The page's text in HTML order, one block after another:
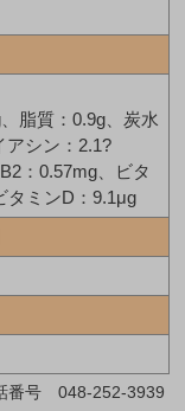
脂質：0.9g、炭水
アシン：2.1?
：0.57mg、ビタ
タミンD：9.1μg
番号 048-252-3939